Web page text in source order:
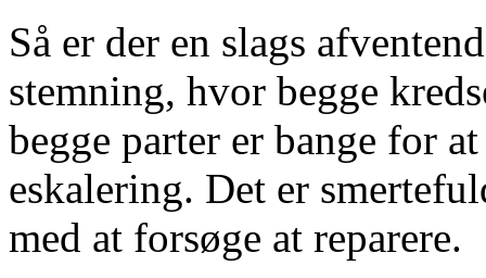
Så er der en slags
stemning, hvor begge
begge parter er bange for
eskalering. Det er
med at forsøge at reparere.